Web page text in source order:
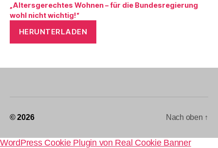
„Altersgerechtes Wohnen – für die Bundesregierung
wohl nicht wichtig!“
HERUNTERLADEN
© 2026 Nach oben ↑
WordPress Cookie Plugin von Real Cookie Banner